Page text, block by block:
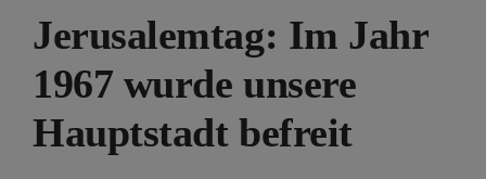
Jerusalemtag: Im Jahr
1967 wurde unsere
Hauptstadt befreit